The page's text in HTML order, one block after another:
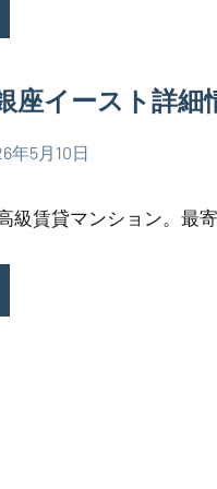
座イースト詳細
年5月10日
級賃貸マンション。最